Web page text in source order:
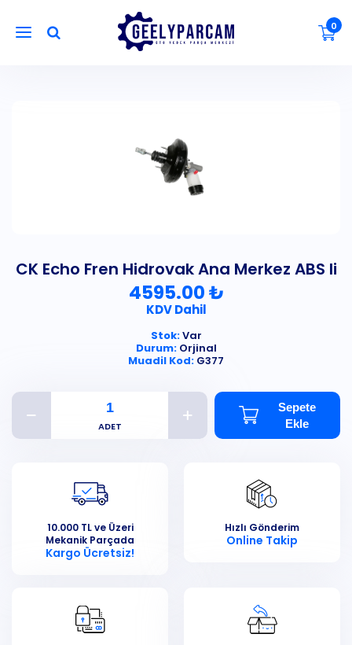
0
CK Echo Fren Hidrovak Ana Merkez ABS li
4595.00 ₺
KDV Dahil
Stok:Var
Durum:Orjinal
Muadil Kod: G377
Sepete
Ekle
10.000 TL ve Üzeri
Mekanik Parçada
Kargo Ücretsiz!
Hızlı Gönderim
Online Takip